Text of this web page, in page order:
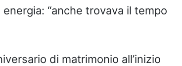
“anche trovava il tempo
di matrimonio all’inizio